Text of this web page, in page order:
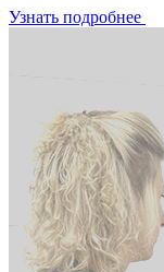
Узнать подробнее